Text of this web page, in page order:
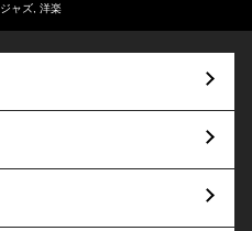
ジャズ 洋楽